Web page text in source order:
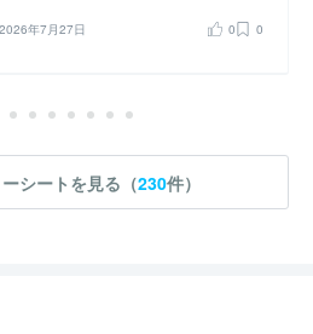
年7月27日 0 0
シートを見る（230件）